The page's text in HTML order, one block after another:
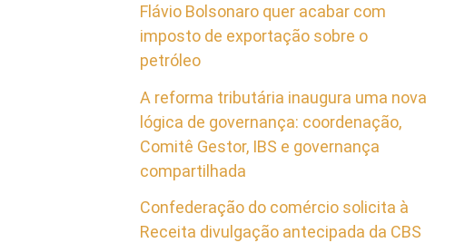
Flávio Bolsonaro quer acabar com
imposto de exportação sobre o
petróleo
A reforma tributária inaugura uma nova
lógica de governança: coordenação,
Comitê Gestor, IBS e governança
compartilhada
Confederação do comércio solicita à
Receita divulgação antecipada da CBS